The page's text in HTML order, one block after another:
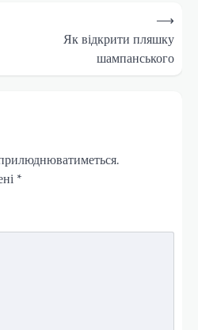
Як відкрити пляшку
шампанського
⟶
*